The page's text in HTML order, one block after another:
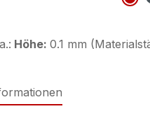
Höhe: 0.1 mm